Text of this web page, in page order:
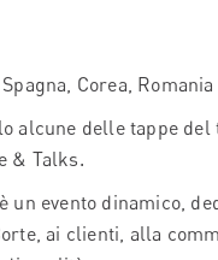
Corea,
alcune delle tappe del
& Talks.
un evento dinamico,
ai clienti, alla